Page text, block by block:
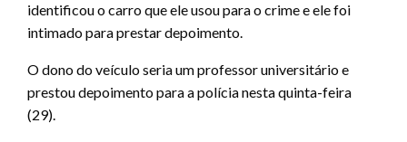
identificou o carro que ele usou para o crime e ele foi
intimado para prestar depoimento.
O dono do veículo seria um professor universitário e
prestou depoimento para a polícia nesta quinta-feira
(29).